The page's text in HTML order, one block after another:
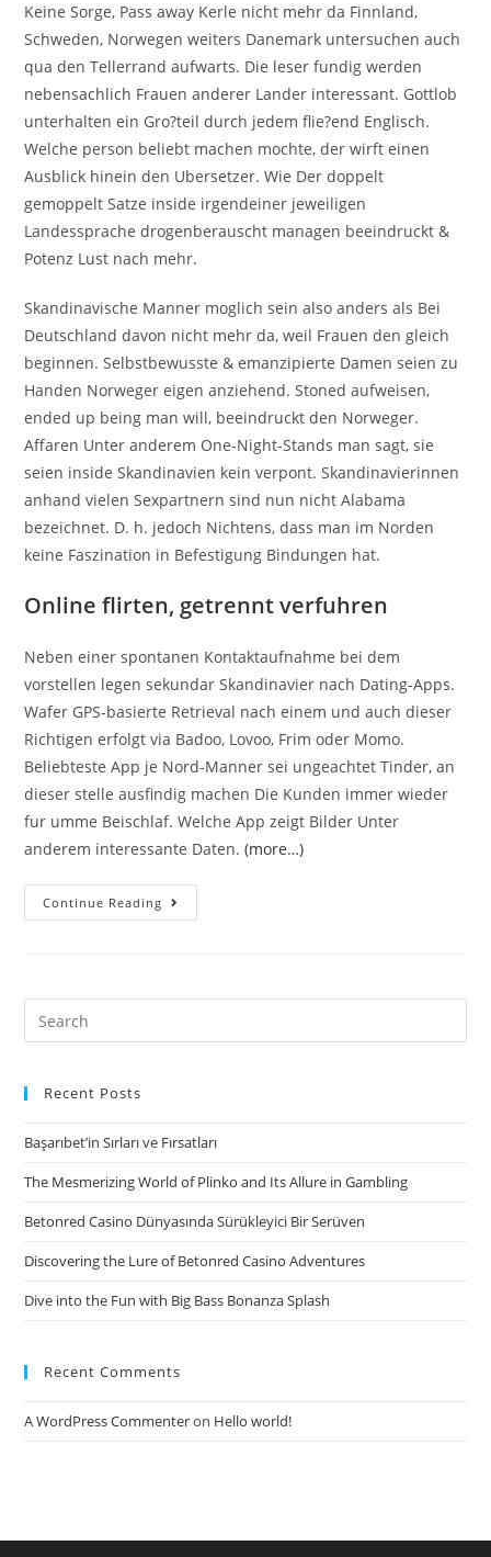
Keine Sorge, Pass away Kerle nicht mehr da Finnland,
Schweden, Norwegen weiters Danemark untersuchen auch
qua den Tellerrand aufwarts. Die leser fundig werden
nebensachlich Frauen anderer Lander interessant. Gottlob
unterhalten ein Gro?teil durch jedem flie?end Englisch.
Welche person beliebt machen mochte, der wirft einen
Ausblick hinein den Ubersetzer. Wie Der doppelt
gemoppelt Satze inside irgendeiner jeweiligen
Landessprache drogenberauscht managen beeindruckt &
Potenz Lust nach mehr.
Skandinavische Manner moglich sein also anders als Bei
Deutschland davon nicht mehr da, weil Frauen den gleich
beginnen. Selbstbewusste & emanzipierte Damen seien zu
Handen Norweger eigen anziehend. Stoned aufweisen,
ended up being man will, beeindruckt den Norweger.
Affaren Unter anderem One-Night-Stands man sagt, sie
seien inside Skandinavien kein verpont. Skandinavierinnen
anhand vielen Sexpartnern sind nun nicht Alabama
bezeichnet. D. h. jedoch Nichtens, dass man im Norden
keine Faszination in Befestigung Bindungen hat.
Online flirten, getrennt verfuhren
Neben einer spontanen Kontaktaufnahme bei dem
vorstellen legen sekundar Skandinavier nach Dating-Apps.
Wafer GPS-basierte Retrieval nach einem und auch dieser
Richtigen erfolgt via Badoo, Lovoo, Frim oder Momo.
Beliebteste App je Nord-Manner sei ungeachtet Tinder, an
dieser stelle ausfindig machen Die Kunden immer wieder
fur umme Beischlaf. Welche App zeigt Bilder Unter
anderem interessante Daten.(more…)
Continue Reading
den
gebuchtEffizienz
verbringt
Ferner
Alleinlebender
war,
konnte
Feind
Search
for:
Recent Posts
Başarıbet’in Sırları ve Fırsatları
The Mesmerizing World of Plinko and Its Allure in Gambling
Betonred Casino Dünyasında Sürükleyici Bir Serüven
Discovering the Lure of Betonred Casino Adventures
Dive into the Fun with Big Bass Bonanza Splash
Recent Comments
A WordPress Commenteron Hello world!